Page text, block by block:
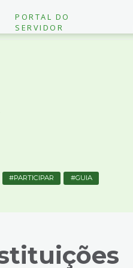
PORTAL DO
SERVIDOR
PARTICIPAR GUIA